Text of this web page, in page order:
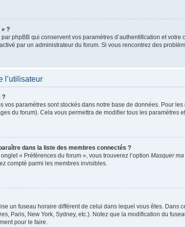
?
phpBB qui conservent vos paramètres d’authentification et
par un administrateur du forum. Si vous rencontrez des
l’utilisateur
?
vos paramètres sont stockés dans notre base de données. Pour les
du forum). Cela vous permettra de modifier tous les paramètres
dans la liste des membres connectés ?
« Préférences du forum », vous trouverez l’option Masquer
compté parmi les membres invisibles.
un fuseau horaire différent de celui dans lequel vous êtes. Dans
Paris, New York, Sydney, etc.). Notez que la modification du
pour le faire.